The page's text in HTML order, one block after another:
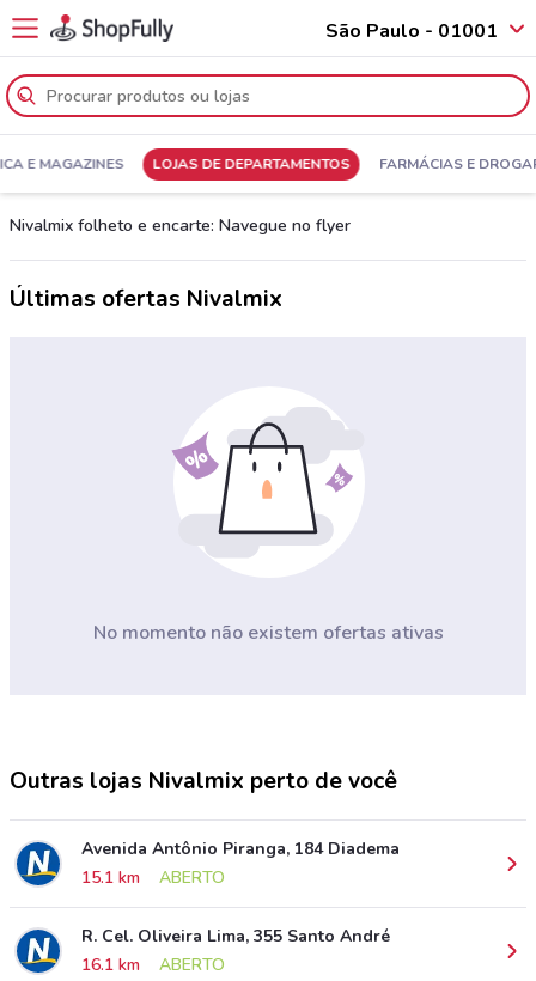
São Paulo - 01001
E MAGAZINES LOJAS DE DEPARTAMENTOS FARMÁCIAS E
Nivalmix folheto e encarte: Navegue no flyer
Últimas ofertas Nivalmix
No momento não existem ofertas ativas
Outras lojas Nivalmix perto de você
Avenida Antônio Piranga, 184 Diadema
15.1 km
ABERTO
R. Cel. Oliveira Lima, 355 Santo André
16.1 km
ABERTO